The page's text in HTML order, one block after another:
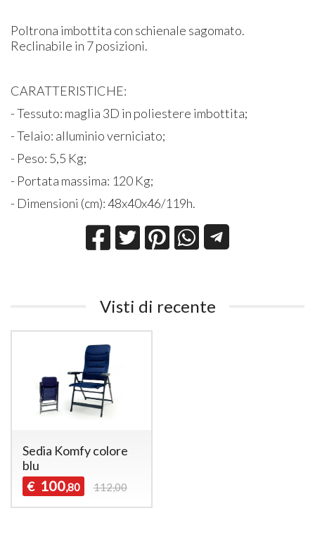
Poltrona imbottita con schienale sagomato.
Reclinabile in 7 posizioni.
CARATTERISTICHE:
- Tessuto: maglia 3D in poliestere imbottita;
- Telaio: alluminio verniciato;
- Peso: 5,5 Kg;
- Portata massima: 120 Kg;
- Dimensioni (cm): 48x40x46/119h.
Visti di recente
Sedia Komfy colore
blu
€ 100,80 112,00